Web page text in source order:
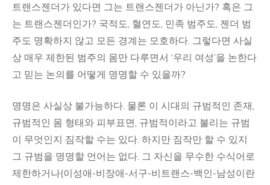
트랜스젠더가 있다면 그는 트랜스젠더가 아닌가? 혹은 그
는 트랜스젠더인가? 국적도, 혈연도, 민족 범주도, 젠더 범
주도 명확하지 않고 모든 경계는 모호하다. 그렇다면 사실
상 매우 제한된 범주의 몸만 다루면서 ‘우리 여성’을 논한다
고 믿는 논의를 어떻게 명명할 수 있을까?
명명은 사실상 불가능하다. 물론 이 시대의 규범적인 존재,
규범적인 몸 형태와 피부표면, 규범적이라고 불리는 규범
이 무엇인지 짐작할 수는 있다. 하지만 짐작만 할 수 있지
그 규범을 명명할 언어는 없다. 그 자신을 무수한 수식어로
제한하거나(이성애-비장애-서구-비트랜스-백인-남성이란